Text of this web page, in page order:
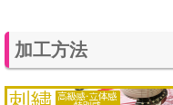
加工方法